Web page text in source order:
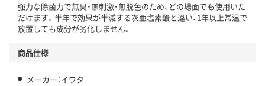
強力な除菌力で無臭・無刺激・無脱色のため、どの場面でも使用いた
だけます。半年で効果が半減する次亜塩素酸と違い、1年以上常温で
放置しても成分が劣化しません。
商品仕様
メーカー：イワタ